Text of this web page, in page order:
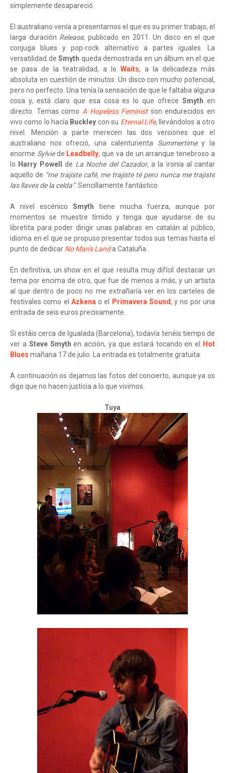
simplemente desapareció.
El australiano venía a presentarnos el que es su primer trabajo, el
larga duración Release, publicado en 2011. Un disco en el que
conjuga blues y pop-rock alternativo a partes iguales. La
versatilidad deSmyth queda demostrada en un álbum en el que
se pasa de la teatralidad, a lo Waits, a la delicadeza más
absoluta en cuestión de minutos. Un disco con mucho potencial,
pero no perfecto. Una tenía la sensación de que le faltaba alguna
cosa y, está claro que esa cosa es lo que ofreceSmythen
directo. Temas como A Hopeless Feministson endurecidos en
vivo como lo hacía Buckley con su Eternal Life, llevándolos a otro
nivel. Mención a parte merecen las dos versiones que el
australiano nos ofreció, una calenturienta Summertimey la
enorme Sylviede Leadbelly, que va de un arranque tenebroso a
lo Harry Powell de La Noche del Cazador, a la ironía al cantar
aquello de “me trajiste café, me trajiste té pero nunca me trajiste
las llaves de la celda”. Sencillamente fantástico.
A nivel escénico Smyth tiene mucha fuerza, aunque por
momentos se muestre tímido y tenga que ayudarse de su
libretita para poder dirigir unas palabras en catalán al público,
idioma en el que se propuso presentar todos sus temas hasta el
punto de dedicar No Man's Landa Cataluña.
En definitiva, un show en el que resulta muy difícil destacar un
tema por encima de otro, que fue de menos a más, y un artista
al que dentro de poco no me extrañaría ver en los carteles de
festivales como el Azkena o el Primavera Sound, y no por una
entrada de seis euros precisamente.
Si estáis cerca de Igualada (Barcelona), todavía tenéis tiempo de
ver a Steve Smyth en acción, ya que estará tocando en el
Hot
Blues mañana 17 de julio. La entrada es totalmente gratuita.
A continuación os dejamos las fotos del concierto, aunque ya os
digo que no hacen justicia a lo que vivimos.
Tuya